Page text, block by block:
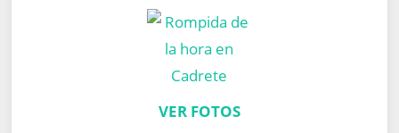
VER FOTOS